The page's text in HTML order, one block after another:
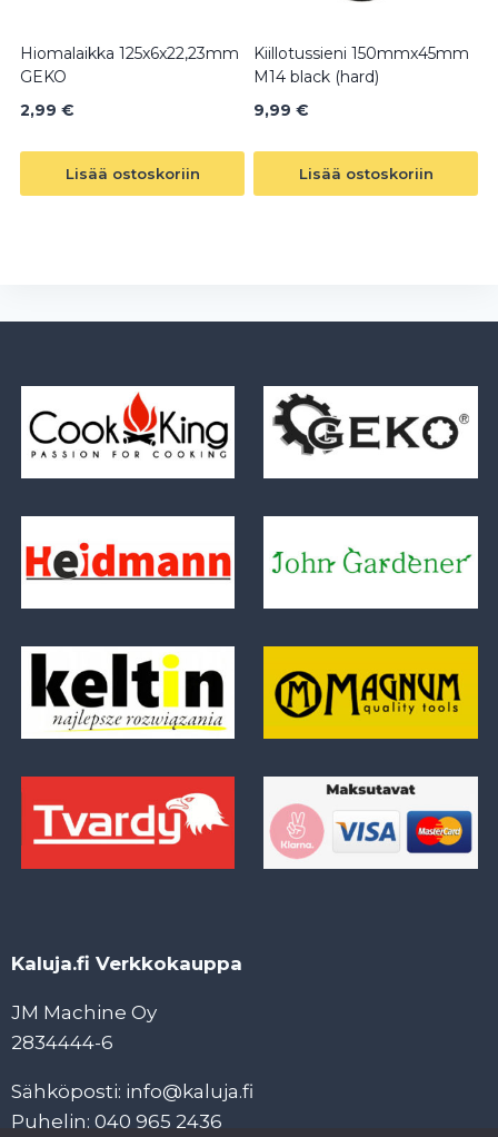
Hiomalaikka 125x6x22,23mm
GEKO
2,99 €
Lisää ostoskoriin
Kiillotussieni 150mmx45mm
M14 black (hard)
9,99 €
Lisää ostoskoriin
Kaluja.fi Verkkokauppa
JM Machine Oy
2834444-6
Sähköposti: info@kaluja.fi
Puhelin: 040 965 2436